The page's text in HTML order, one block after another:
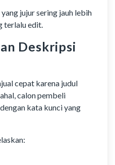
jujur sering jauh lebih
terlalu edit.
Deskripsi
cepat karena judul
calon pembeli
kata kunci yang